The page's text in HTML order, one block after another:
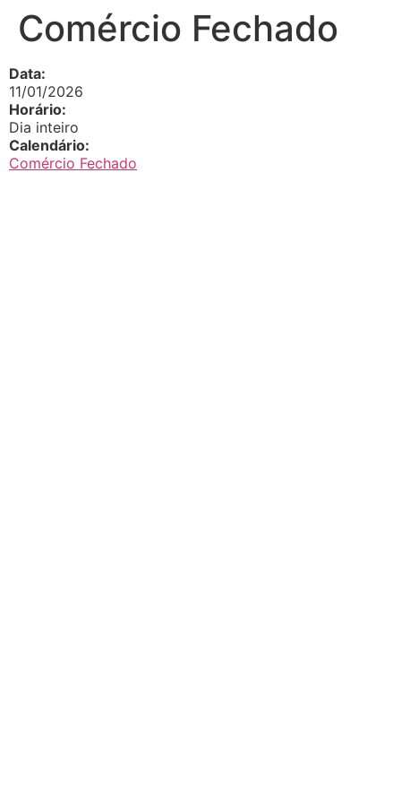
Comércio Fechado
Data:
11/01/2026
Horário:
Dia inteiro
Calendário:
Comércio Fechado